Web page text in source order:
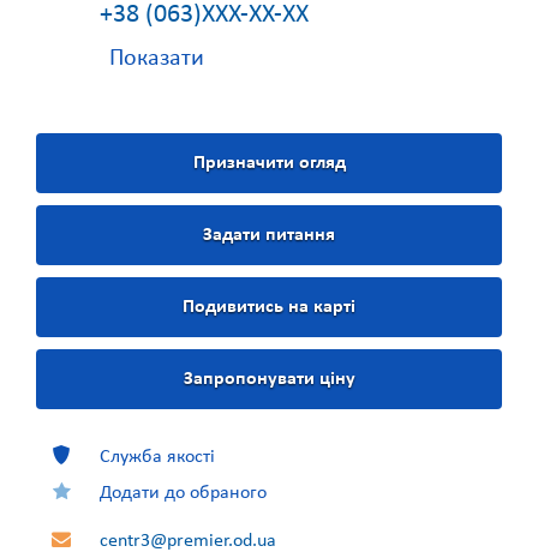
+38 (063)XXX-XX-XX
Показати
Призначити огляд
Задати питання
Подивитись на карті
Запропонувати ціну
Служба якості
Додати до обраного
centr3@premier.od.ua